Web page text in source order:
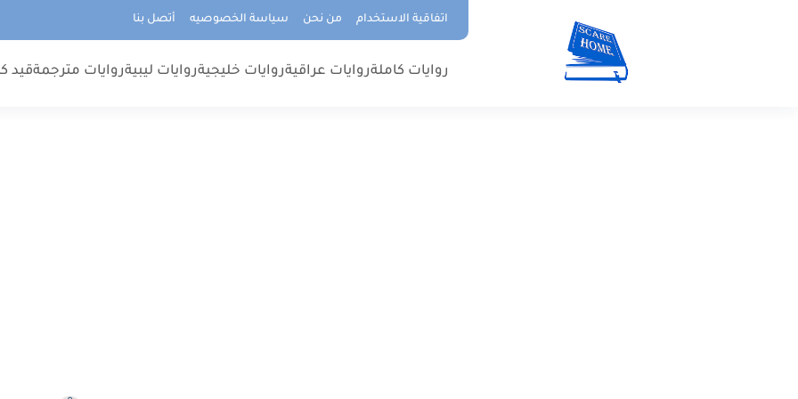
اتفاقية الاستخدام من نحن سياسة الخصوصيه أتصل بنا
روايات كاملةروايات عراقيةروايات خليجيةروايات ليبيةروايات مترجمةقيد